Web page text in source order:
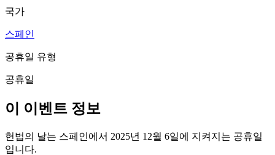
국가
스페인
공휴일 유형
공휴일
이 이벤트 정보
헌법의 날는 스페인에서 2025년 12월 6일에 지켜지는 공휴일
입니다.